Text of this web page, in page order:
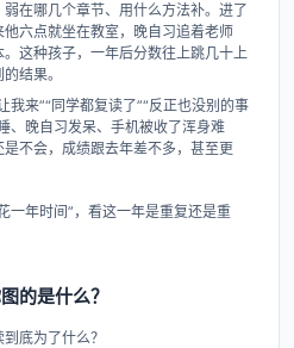
在哪几个章节、用什么方法补。进了
六点就坐在教室，晚自习追着老师
这种孩子，一年后分数往上跳几十上
结果。
我来”“同学都复读了”“反正也没别的事
、晚自习发呆、手机被收了浑身难
不会，成绩跟去年差不多，甚至更
一年时间”，看这一年是重复还是重
的是什么？
底为了什么？